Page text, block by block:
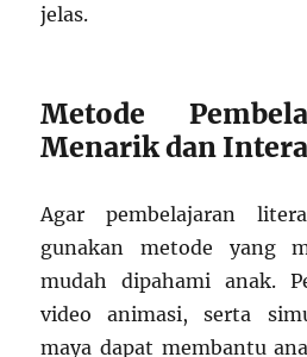
jelas.
Metode
Menarik dan
Agar pembelajaran
gunakan metode yang
mudah dipahami anak.
video animasi, serta
maya dapat membantu